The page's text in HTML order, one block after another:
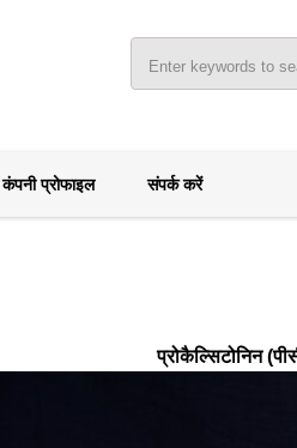
कंपनी प्रोफाइल संपर्क करें
प्रोकैल्सिटोनिन